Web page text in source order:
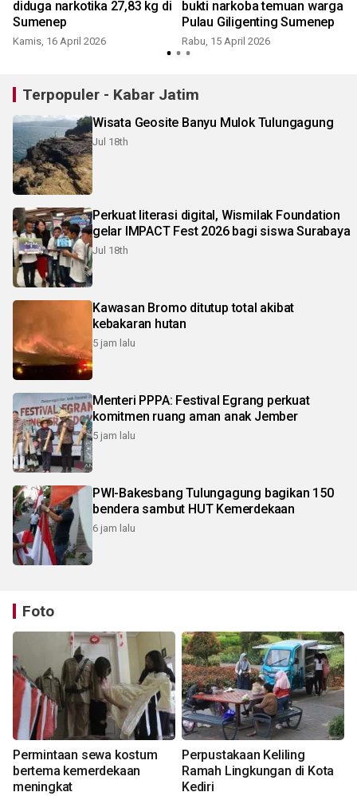
diduga narkotika 27,83 kg di
Sumenep
Kamis, 16 April 2026
bukti narkoba temuan warga
Pulau Giligenting Sumenep
Rabu, 15 April 2026
Terpopuler - Kabar Jatim
Wisata Geosite Banyu Mulok Tulungagung
Jul 18th
Perkuat literasi digital, Wismilak Foundation
gelar IMPACT Fest 2026 bagi siswa Surabaya
Jul 18th
Kawasan Bromo ditutup total akibat
kebakaran hutan
5 jam lalu
Menteri PPPA: Festival Egrang perkuat
komitmen ruang aman anak Jember
5 jam lalu
PWI-Bakesbang Tulungagung bagikan 150
bendera sambut HUT Kemerdekaan
6 jam lalu
Foto
Permintaan sewa kostum
bertema kemerdekaan
meningkat
Perpustakaan Keliling
Ramah Lingkungan di Kota
Kediri